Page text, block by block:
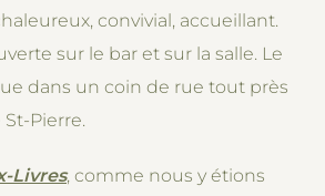
convivial, accueillant.
sur le bar et sur la salle. Le
dans un coin de rue tout près
Pierre.
Livres, comme nous y étions